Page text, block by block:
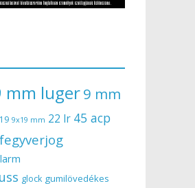
mm luger9 mm
9x19 mm 22 lr 45 acp
fegyverjog
glock gumilövedékes